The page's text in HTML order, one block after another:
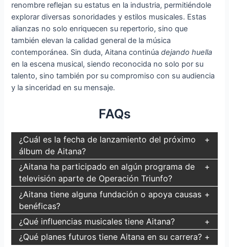
renombre reflejan su estatus en la industria, permitiéndole
explorar diversas sonoridades y estilos musicales. Estas
alianzas no solo enriquecen su repertorio, sino que
también elevan la calidad general de la música
contemporánea. Sin duda, Aitana continúadejando huella
en la escena musical, siendo reconocida no solo por su
talento, sino también por su compromiso con su audiencia
y la sinceridad en su mensaje.
FAQs
¿Cuál es la fecha de lanzamiento del próximo
álbum de Aitana?
¿Aitana ha participado en algún programa de
televisión aparte de Operación Triunfo?
¿Aitana tiene alguna fundación o apoya causas
benéficas?
¿Qué influencias musicales tiene Aitana?
¿Qué planes futuros tiene Aitana en su carrera?